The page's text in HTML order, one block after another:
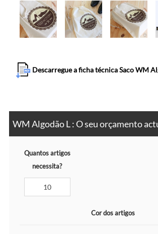
Descarregue a ficha técnica Saco WM
WM Algodão L : O seu orçamento
Quantos artigos
necessita?
Cor dos artigos